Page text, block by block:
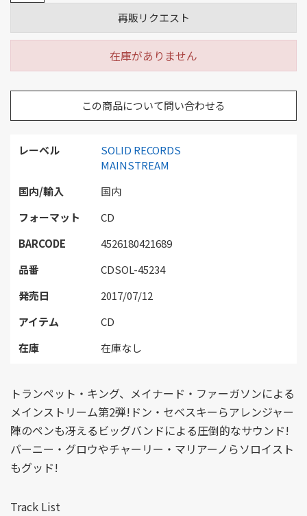
レーベル
SOLID RECORDS
MAINSTREAM
国内/輸入
国内
フォーマット
CD
BARCODE
4526180421689
品番
CDSOL-45234
発売日
2017/07/12
アイテム
CD
在庫
在庫なし
再販リクエスト
在庫がありません
この商品について問い合わせる
トランペット・キング、メイナード・ファーガソンによる
メインストリーム第2弾!ドン・セベスキーらアレンジャー
陣のペンも冴えるビッグバンドによる圧倒的なサウンド!
バーニー・グロウやチャーリー・マリアーノらソロイスト
もグッド!
Track List